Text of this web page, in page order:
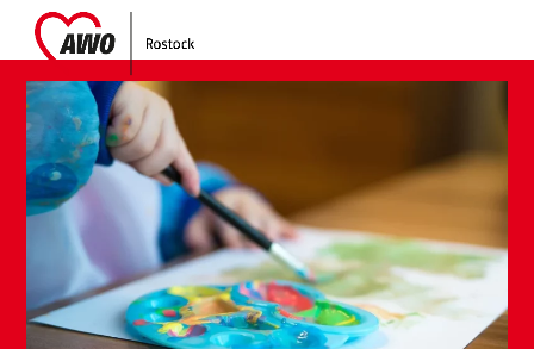
content
Open
mobile
menu
Close
mobile
menu